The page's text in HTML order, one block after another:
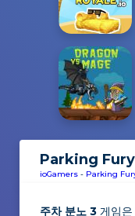
Parking
ioGamers - Parking
주차 분노 3 게임